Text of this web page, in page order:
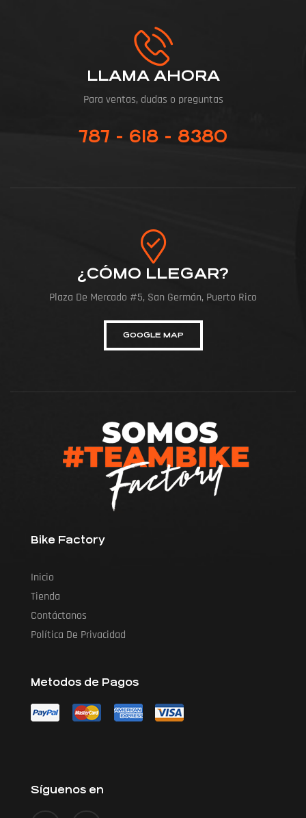
LLAMA AHORA
Para ventas, dudas o preguntas
787 - 618 - 8380
¿CÓMO LLEGAR?
Plaza De Mercado #5, San Germán, Puerto Rico
GOOGLE MAP
Bike Factory
Inicio
Tienda
Contáctanos
Política De Privacidad
Metodos de Pagos
Síguenos en